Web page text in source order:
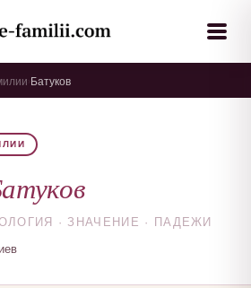
Батуков
· ЗНАЧЕНИЕ · ПАДЕЖИ